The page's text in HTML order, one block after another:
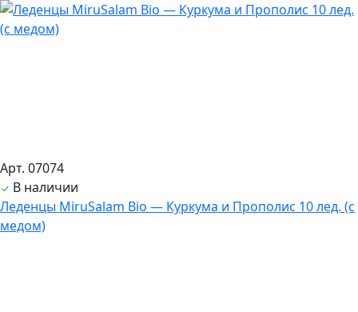
Арт. 07074
В наличии
Леденцы MiruSalam Bio — Куркума и Прополис 10 лед. (с
медом)